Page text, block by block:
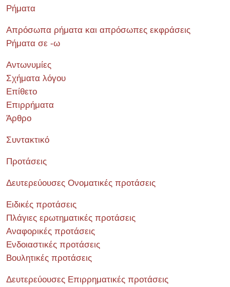
Ρήματα
Απρόσωπα ρήματα και απρόσωπες εκφράσεις
Ρήματα σε -ω
Αντωνυμίες
Σχήματα λόγου
Επίθετο
Επιρρήματα
Άρθρο
Συντακτικό
Προτάσεις
Δευτερεύουσες Ονοματικές προτάσεις
Ειδικές προτάσεις
Πλάγιες ερωτηματικές προτάσεις
Αναφορικές προτάσεις
Ενδοιαστικές προτάσεις
Βουλητικές προτάσεις
Δευτερεύουσες Επιρρηματικές προτάσεις